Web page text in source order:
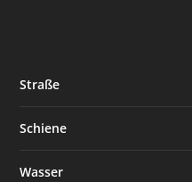
Straße
Schiene
Wasser